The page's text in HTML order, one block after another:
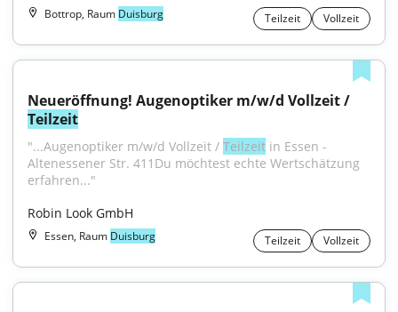
Bottrop, Raum Duisburg Teilzeit Vollzeit
Teilzeit
"...Augenoptiker m/w/d Vollzeit / Teilzeit in Essen -
Altenessener Str. 411Du möchtest echte Wertschätzung
erfahren..."
Robin Look GmbH
Essen, Raum Duisburg Teilzeit Vollzeit